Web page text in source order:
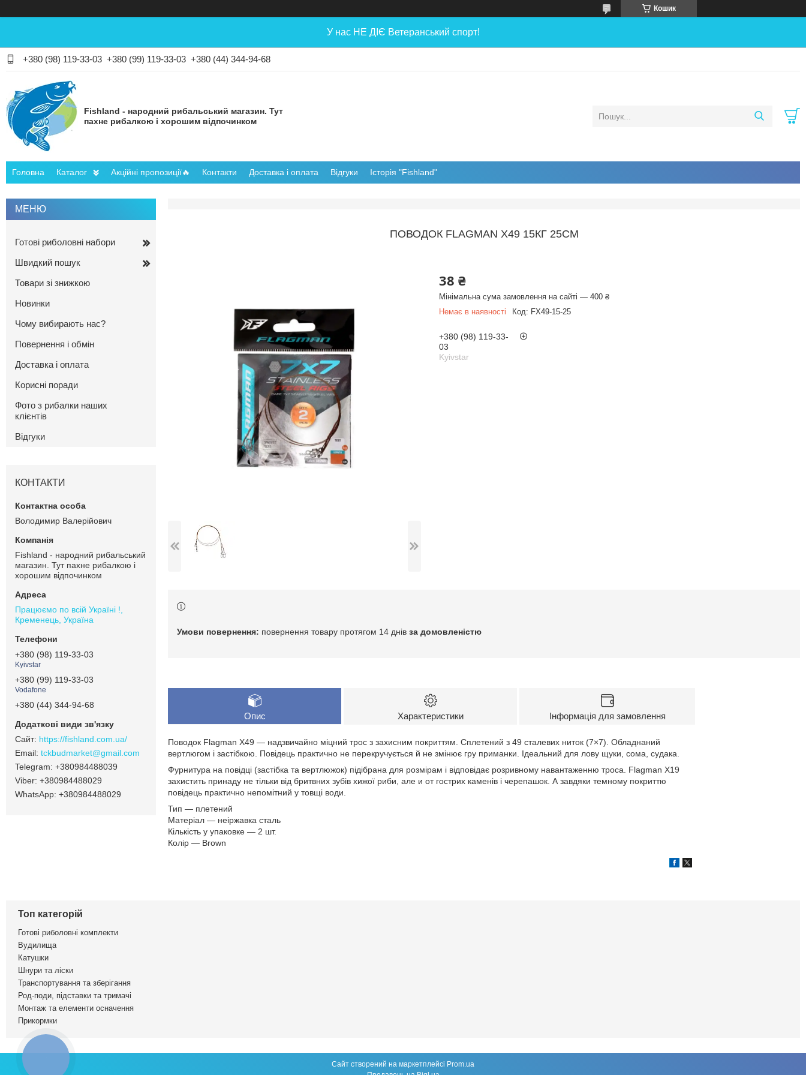
Кошик
У нас НЕ ДІЄ Ветеранський спорт!
+380 (98) 119-33-03 +380 (99) 119-33-03 +380 (44) 344-94-68
Fishland - народний рибальський магазин. Тут
пахне рибалкою і хорошим відпочинком
Головна Каталог Акційні пропозиції🔥 Контакти Доставка і оплата Відгуки Історія "Fishland"
ПОВОДОК FLAGMAN X49 15КГ 25СМ
38 ₴
Мінімальна сума замовлення на сайті — 400 ₴
Немає в наявності
Код: FX49-15-25
+380 (98) 119-33-
03
Kyivstar
повернення товару протягом 14 днів за домовленістю
Опис Характеристики Інформація для замовлення
Поводок Flagman X49 — надзвичайно міцний трос з захисним покриттям. Сплетений з 49 сталевих ниток (7×7). Обладнаний
вертлюгом і застібкою. Повідець практично не перекручується й не змінює гру приманки. Ідеальний для лову щуки, сома, судака.
Фурнитура на повідці (застібка та вертлюжок) підібрана для розмірам і відповідає розривному навантаженню троса. Flagman X19
захистить принаду не тільки від бритвних зубів хижої риби, але и от гострих каменів і черепашок. А завдяки темному покриттю
повідець практично непомітний у товщі води.
Тип — плетений
Матеріал — неіржавка сталь
Кількість у упаковке — 2 шт.
Колір — Brown
Готові риболовні набори
Швидкий пошук
Товари зі знижкою
Новинки
Чому вибирають нас?
Повернення і обмін
Доставка і оплата
Корисні поради
Фото з рибалки наших
клієнтів
Відгуки
КОНТАКТИ
Володимир Валерійович
Fishland - народний рибальський
магазин. Тут пахне рибалкою і
хорошим відпочинком
Працюємо по всій Україні !,
Кременець, Україна
+380 (98) 119-33-03
Kyivstar
+380 (99) 119-33-03
Vodafone
+380 (44) 344-94-68
https://fishland.com.ua/
tckbudmarket@gmail.com
+380984488039
+380984488029
+380984488029
Топ категорій
Готові риболовні комплекти
Вудилища
Катушки
Шнури та ліски
Транспортування та зберігання
Род-поди, підставки та тримачі
Монтаж та елементи осначення
Прикормки
Сайт створений на маркетплейсі Prom.ua